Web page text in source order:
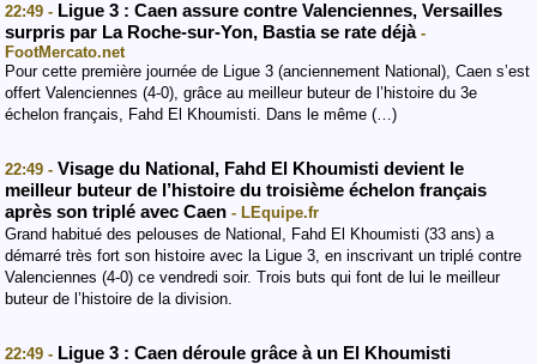
22:49 - Ligue 3 : Caen assure contre Valenciennes, Versailles
surpris par La Roche-sur-Yon, Bastia se rate déjà -
FootMercato.net
Pour cette première journée de Ligue 3 (anciennement National), Caen s’est
offert Valenciennes (4-0), grâce au meilleur buteur de l’histoire du 3e
échelon français, Fahd El Khoumisti. Dans le même (…)
22:49 - Visage du National, Fahd El Khoumisti devient le
meilleur buteur de l’histoire du troisième échelon français
après son triplé avec Caen - LEquipe.fr
Grand habitué des pelouses de National, Fahd El Khoumisti (33 ans) a
démarré très fort son histoire avec la Ligue 3, en inscrivant un triplé contre
Valenciennes (4-0) ce vendredi soir. Trois buts qui font de lui le meilleur
buteur de l’histoire de la division.
22:49 - Ligue 3 : Caen déroule grâce à un El Khoumisti